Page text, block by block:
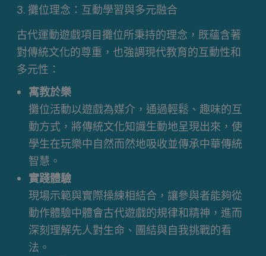
3. 攤位理念：互動學習與多元融合
古代運動遊戲項目攤位所秉持的理念，既蘊含著
對傳統文化的尊重，也強調現代教育的互動性和
多元性：
寓教於樂
攤位活動以遊戲為媒介，通過輕鬆、趣味的互
動方式，將傳統文化知識生動地呈現出來，使
學生在玩樂中自然而然地吸收並傳承中華傳統
智慧。
實踐體驗
現場示範與實際操練相結合，讓參與者能夠從
動作體驗中體會古代遊戲的規律和精神，進而
深刻理解先人對生命、團結與自我挑戰的看
法。